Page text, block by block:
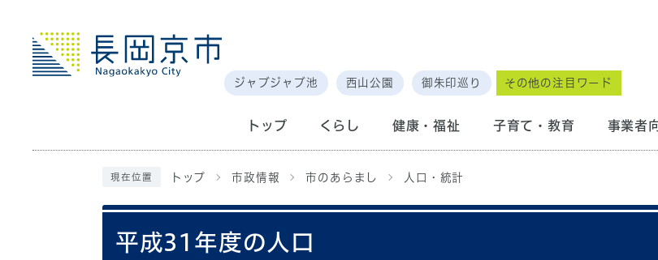
ジャブジャブ池 西山公園 御朱印巡り その他の注目ワード
トップ くらし 健康・福祉 子育て・教育 事業者
現在位置 トップ 市政情報 市のあらまし 人口・統計
平成31年度の人口